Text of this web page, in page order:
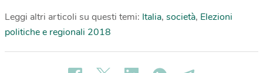
Leggi altri articoli su questi temi: Italia, società, Elezioni
politiche e regionali 2018